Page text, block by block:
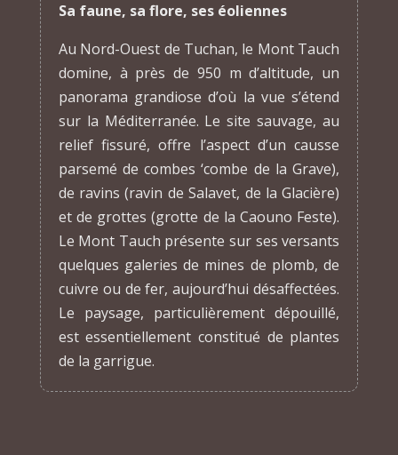
Sa faune, sa flore, ses éoliennes
Au Nord-Ouest de Tuchan, le Mont Tauch
domine, à près de 950 m d’altitude, un
panorama grandiose d’où la vue s’étend
sur la Méditerranée. Le site sauvage, au
relief fissuré, offre l’aspect d’un causse
parsemé de combes ‘combe de la Grave),
de ravins (ravin de Salavet, de la Glacière)
et de grottes (grotte de la Caouno Feste).
Le Mont Tauch présente sur ses versants
quelques galeries de mines de plomb, de
cuivre ou de fer, aujourd’hui désaffectées.
Le paysage, particulièrement dépouillé,
est essentiellement constitué de plantes
de la garrigue.